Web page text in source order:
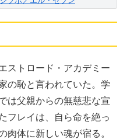
ストロード・アカデミー
の恥と言われていた。学
は父親からの無慈悲な宣
フレイは、自ら命を絶っ
肉体に新しい魂が宿る。